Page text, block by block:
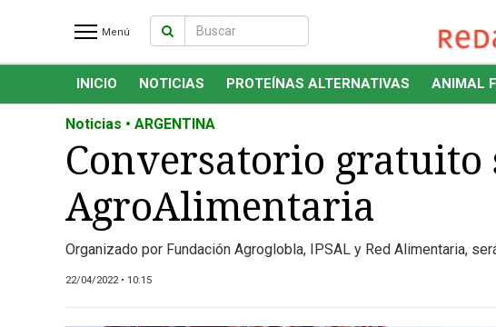
NOTICIAS RECIENTES
NOTICIAS
PROTEÍNAS ALTERNATIVAS
ANIMAL FREE
FOODTECH
OTROS INGREDIENTES
QUIÉNES SOMOS
Menú
INICIO NOTICIAS PROTEÍNAS ALTERNATIVAS ANIMAL
Noticias • ARGENTINA
Conversatorio
AgroAlimentaria
Organizado por Fundación Agroglobla, IPSAL y Red Alimentaria,
22/04/2022 • 10:15